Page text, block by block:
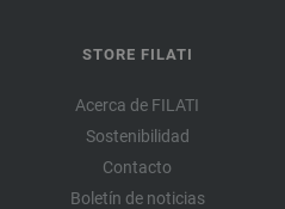
STORE FILATI
Acerca de FILATI
Sostenibilidad
Contacto
Boletín de noticias